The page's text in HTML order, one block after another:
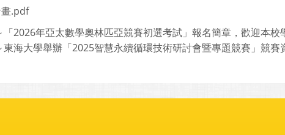
.pdf
「2026年亞太數學奧林匹亞競賽初選考試」報名簡章，歡迎本校
東海大學舉辦「2025智慧永續循環技術研討會暨專題競賽」競賽